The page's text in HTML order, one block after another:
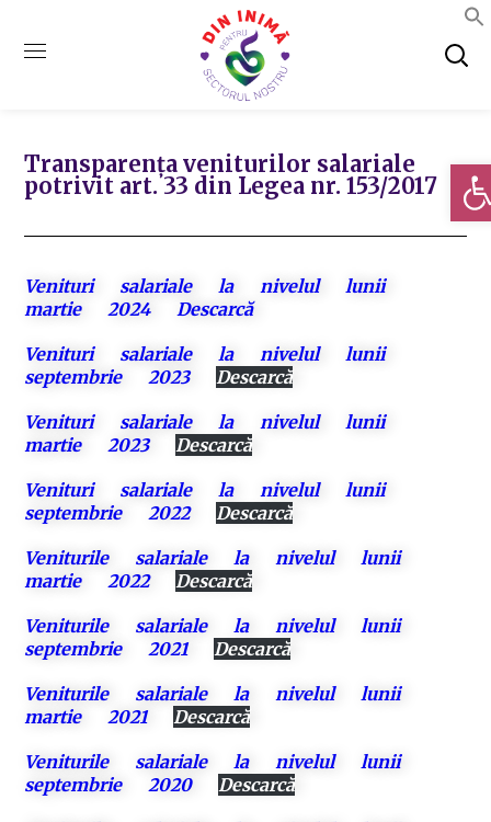
Transparența veniturilor salariale
potrivit art. 33 din Legea nr. 153/2017
Venituri salariale la nivelul lunii
martie 2024 Descarcă
Venituri salariale la nivelul lunii
septembrie 2023
Descarcă
Venituri salariale la nivelul lunii
martie 2023
Descarcă
Venituri salariale la nivelul lunii
septembrie 2022Descarcă
Veniturile salariale la nivelul lunii
martie 2022Descarcă
Veniturile salariale la nivelul lunii
septembrie 2021Descarcă
Veniturile salariale la nivelul lunii
martie 2021Descarcă
Veniturile salariale la nivelul lunii
septembrie 2020Descarcă